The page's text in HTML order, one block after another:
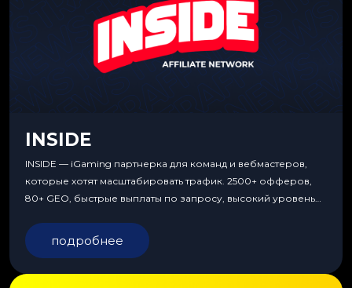
INSIDE
INSIDE — iGaming партнерка для команд и вебмастеров,
которые хотят масштабировать трафик. 2500+ офферов,
80+ GEO, быстрые выплаты по запросу, высокий уровень
подробнее